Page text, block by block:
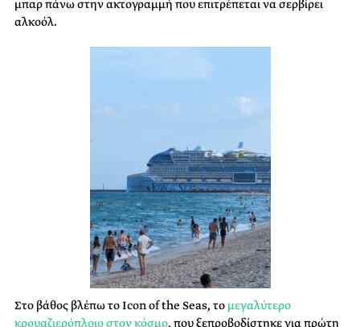
μπαρ πάνω στην ακτογραμμή που επιτρέπεται να σερβίρει
αλκοόλ.
Στο βάθος βλέπω το Icon of the Seas, το μεγαλύτερο
κρουαζιερόπλοιο στον κόσμο, που ξεπροβοδίστηκε για πρώτη